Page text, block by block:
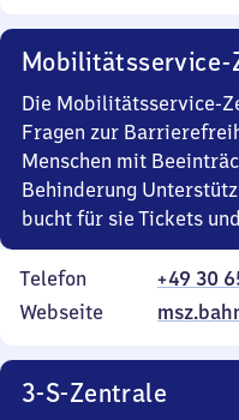
Mobilitätsservice-
Die Mobilitätsservice-
Fragen zur
Menschen mit
Behinderung
bucht für sie Tickets
Telefon
+49 30
Webseite
3-S-Zentrale